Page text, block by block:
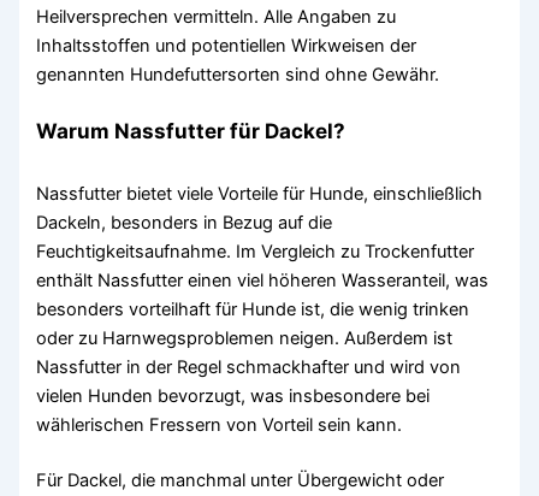
Heilversprechen vermitteln. Alle Angaben zu
Inhaltsstoffen und potentiellen Wirkweisen der
genannten Hundefuttersorten sind ohne Gewähr.
Warum Nassfutter für Dackel?
Nassfutter bietet viele Vorteile für Hunde, einschließlich
Dackeln, besonders in Bezug auf die
Feuchtigkeitsaufnahme. Im Vergleich zu Trockenfutter
enthält Nassfutter einen viel höheren Wasseranteil, was
besonders vorteilhaft für Hunde ist, die wenig trinken
oder zu Harnwegsproblemen neigen. Außerdem ist
Nassfutter in der Regel schmackhafter und wird von
vielen Hunden bevorzugt, was insbesondere bei
wählerischen Fressern von Vorteil sein kann.
Für Dackel, die manchmal unter Übergewicht oder